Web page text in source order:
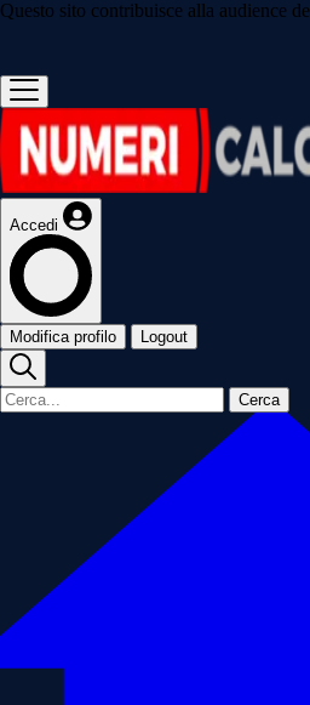
Questo sito contribuisce alla audience de
Accedi
Modifica profilo Logout
Cerca